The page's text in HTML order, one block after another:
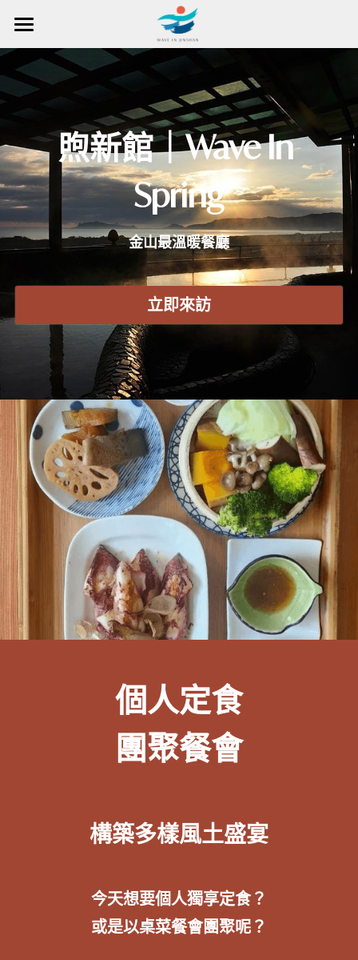
首頁
場域營造方法
關於創辦人
東北角｜浮金瓜
霧瑠圳|
煦新館｜金山最溫暖餐廳
享魚路｜魚路古道起點
浪集｜地方有聲圖書館
浪聚｜餐飲複合系統
浪居｜青年共居基地
在場域營造
場域營造入口
公共參與
災害復振
藝術慶典
餐飲餐桌
在場域探索
所有文章
媒體報導
地方青年學校
一起浪金山
成為青年研究員
成為探索者
搜索
繁體中文
English
登入／註冊會員
煦新館｜Wave In
Spring
金山最溫暖餐廳
立即來訪
個人定食
團聚餐會
構築多樣風土盛宴
今天想要個人獨享定食？
或是以桌菜餐會團聚呢？
部落格分類
所有博客分類
青年學校